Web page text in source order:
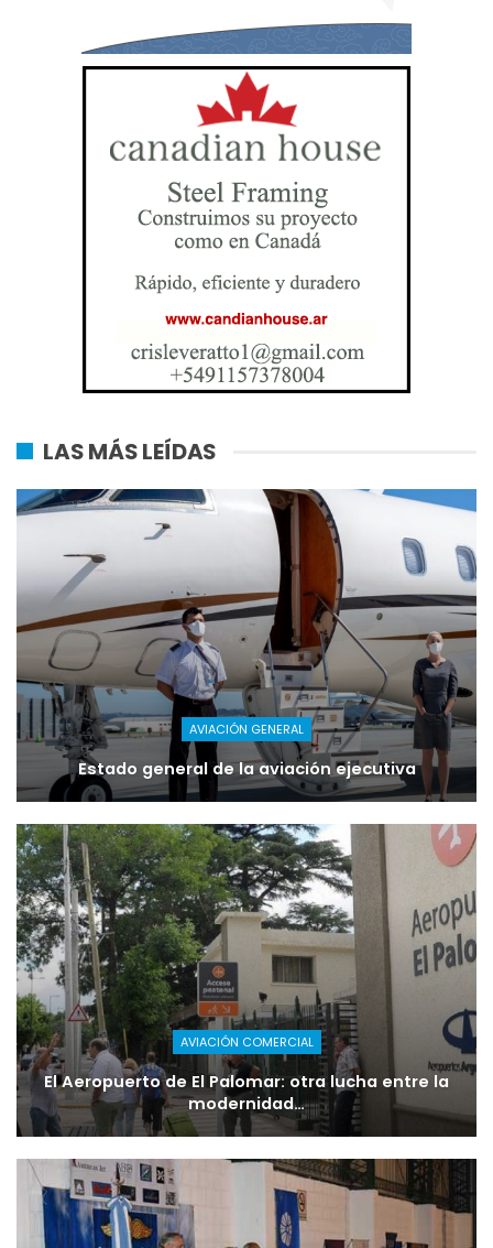
LAS MÁS LEÍDAS
AVIACIÓN GENERAL
Estado general de la aviación ejecutiva
AVIACIÓN COMERCIAL
El Aeropuerto de El Palomar: otra lucha entre la
modernidad…